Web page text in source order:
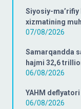
Siyosiy-
xizmatining
07/08/2026
Samarqandda
hajmi 32,6
06/08/2026
YAHM
06/08/2026